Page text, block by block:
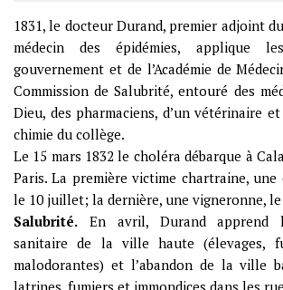
1831, le docteur Durand, premier adjoint
médecin des épidémies, applique
gouvernement et de l’Académie de
Commission de Salubrité, entouré des
Dieu, des pharmaciens, d’un vétérinaire
chimie du collège.
Le 15 mars 1832 le choléra débarque à
Paris. La première victime chartraine,
le 10 juillet; la dernière, une vigneronne, le
Salubrité. En avril, Durand apprend
sanitaire de la ville haute (élevages,
malodorantes) et l’abandon de la ville
latrines, fumiers et immondices dans les